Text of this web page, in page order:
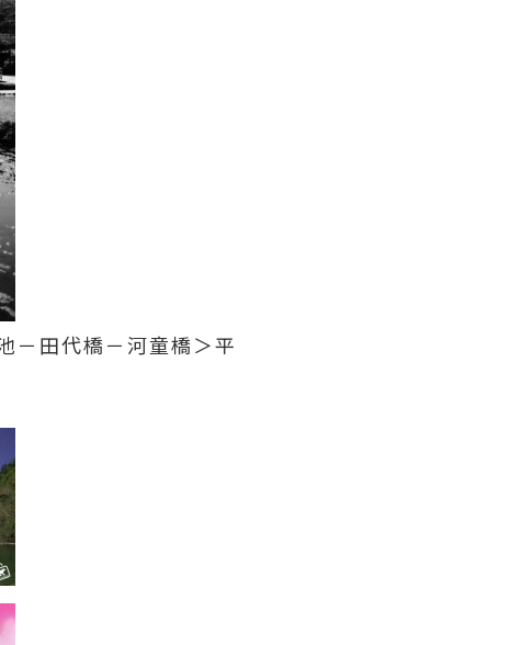
－田代橋－河童橋＞平